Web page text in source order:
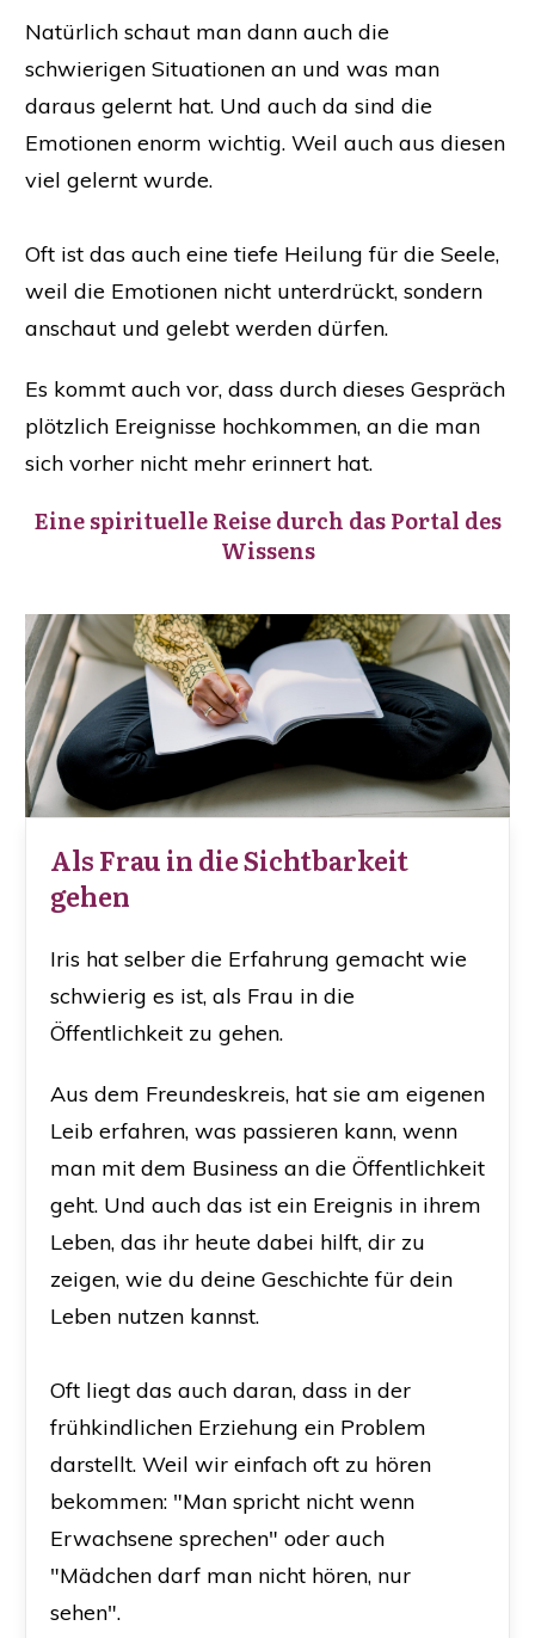
Natürlich schaut man dann auch die
schwierigen Situationen an und was man
daraus gelernt hat. Und auch da sind die
Emotionen enorm wichtig. Weil auch aus diesen
viel gelernt wurde.
Oft ist das auch eine tiefe Heilung für die Seele,
weil die Emotionen nicht unterdrückt, sondern
anschaut und gelebt werden dürfen.
Es kommt auch vor, dass durch dieses Gespräch
plötzlich Ereignisse hochkommen, an die man
sich vorher nicht mehr erinnert hat.
Eine spirituelle Reise durch das Portal des
Wissens
Als Frau in die Sichtbarkeit
gehen
Iris hat selber die Erfahrung gemacht wie
schwierig es ist, als Frau in die
Öffentlichkeit zu gehen.
Aus dem Freundeskreis, hat sie am eigenen
Leib erfahren, was passieren kann, wenn
man mit dem Business an die Öffentlichkeit
geht. Und auch das ist ein Ereignis in ihrem
Leben, das ihr heute dabei hilft, dir zu
zeigen, wie du deine Geschichte für dein
Leben nutzen kannst.
Oft liegt das auch daran, dass in der
frühkindlichen Erziehung ein Problem
darstellt. Weil wir einfach oft zu hören
bekommen: "Man spricht nicht wenn
Erwachsene sprechen" oder auch
"Mädchen darf man nicht hören, nur
sehen".